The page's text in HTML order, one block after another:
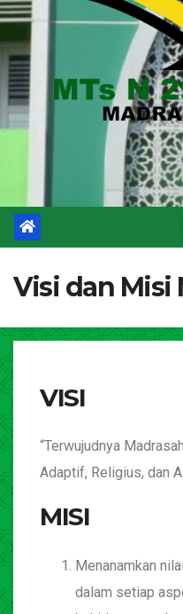
Visi dan Misi
VISI
“Terwujudnya
Adaptif, Religius, dan
MISI
Menanamkan
dalam setiap